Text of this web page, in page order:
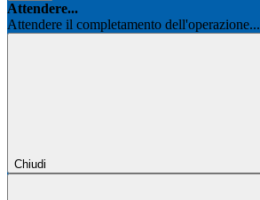
Attendere...
Attendere il completamento dell'operazione...
Chiudi